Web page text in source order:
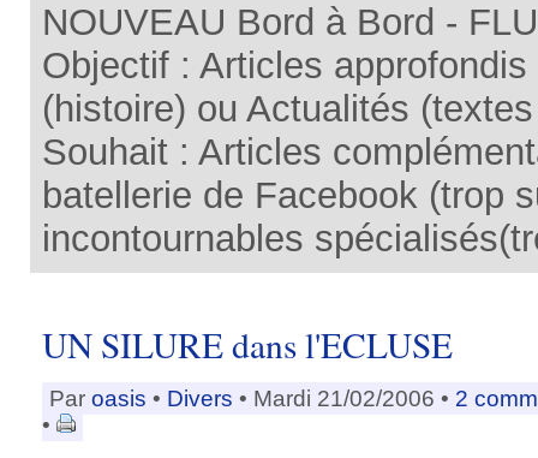
NOUVEAU Bord à Bord -
Objectif : Articles
(histoire) ou Actualités
Souhait : Articles
batellerie de Facebook (trop
incontournables
UN SILURE dans l'ECLUSE
Par oasis • Divers • Mardi 21/02/2006 • 2
•